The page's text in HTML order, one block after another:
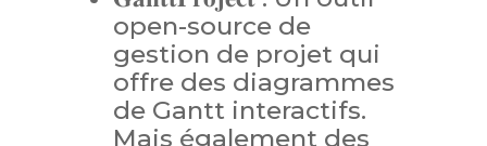
open-source de
gestion de projet qui
offre des diagrammes
de Gantt interactifs.
Mais également des